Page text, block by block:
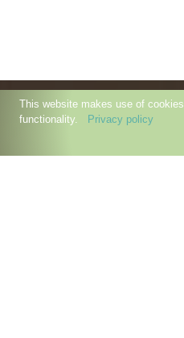
This website makes use of
functionality.
Privacy policy